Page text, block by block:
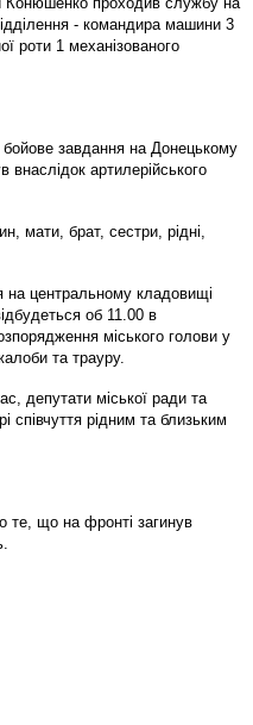
- командира машини 3
роти 1 механізованого
бойове завдання на Донецькому
внаслідок артилерійського
мати, брат, сестри, рідні,
на центральному кладовищі
об 11.00 в
міського голови у
та трауру.
депутати міської ради та
співчуття рідним та близьким
те, що на фронті загинув